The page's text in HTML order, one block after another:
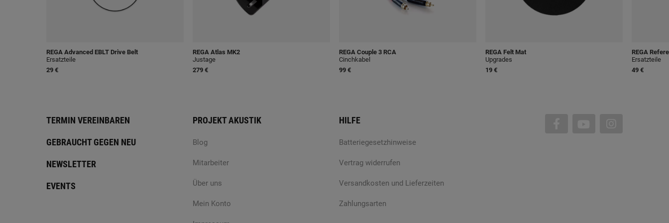
REGA Advanced EBLT Drive Belt
Ersatzteile
29 €
REGA Atlas MK2
Justage
279 €
REGA Couple 3 RCA
Cinchkabel
99 €
REGA Felt Mat
Upgrades
19 €
REGA
Ersatzteile
49 €
TERMIN VEREINBAREN
GEBRAUCHT GEGEN NEU
NEWSLETTER
EVENTS
PROJEKT AKUSTIK
Blog
Mitarbeiter
Über uns
Mein Konto
HILFE
Batteriegesetzhinweise
Vertrag widerrufen
Versandkosten und Lieferzeiten
Zahlungsarten